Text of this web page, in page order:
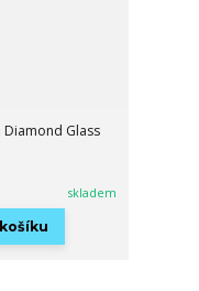
Diamond Glass
skladem